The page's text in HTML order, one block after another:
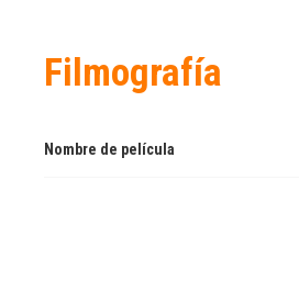
Filmografía
Nombre de película